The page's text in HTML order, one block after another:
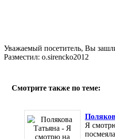
Уважаемый посетитель, Вы
Разместил: o.sirencko2012
Смотрите также по теме:
Я